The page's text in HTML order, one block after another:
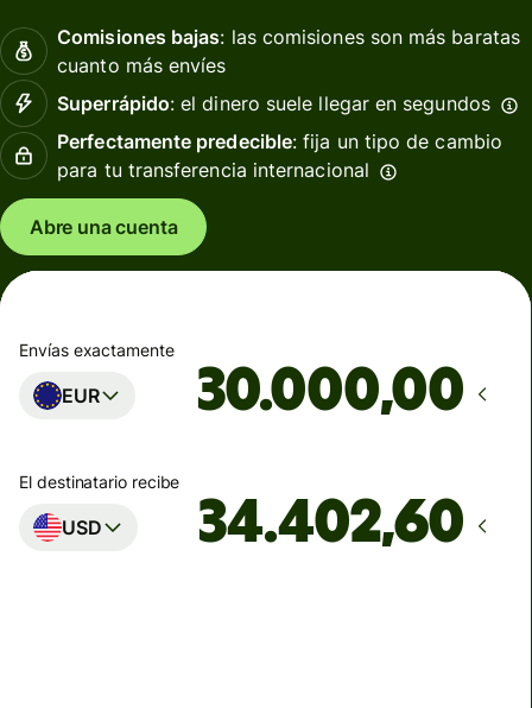
Comisiones bajas: las comisiones son más baratas
cuanto más envíes
Superrápido: el dinero suele llegar en segundos
Perfectamente predecible: fija un tipo de cambio
para tu transferencia internacional
Abre una cuenta
Envías exactamente
EUR ,00
El destinatario recibe
USD